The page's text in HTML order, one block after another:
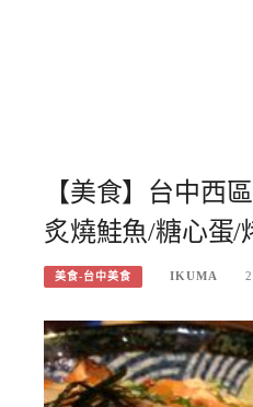
【美食】台中西
炙燒鮭魚/糖心蛋/
美食-台中美食 IKUMA